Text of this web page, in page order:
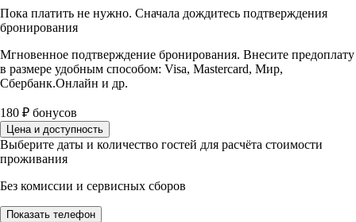
Пока платить не нужно. Сначала дождитесь подтверждения
бронирования
Мгновенное подтверждение бронирования. Внесите предоплату
в размере удобным способом: Visa, Mastercard, Мир,
Сбербанк.Онлайн и др.
180 ₽ бонусов
Цена и доступность
Выберите даты и количество гостей для расчёта стоимости
проживания
Без комиссии и сервисных сборов
Показать телефон